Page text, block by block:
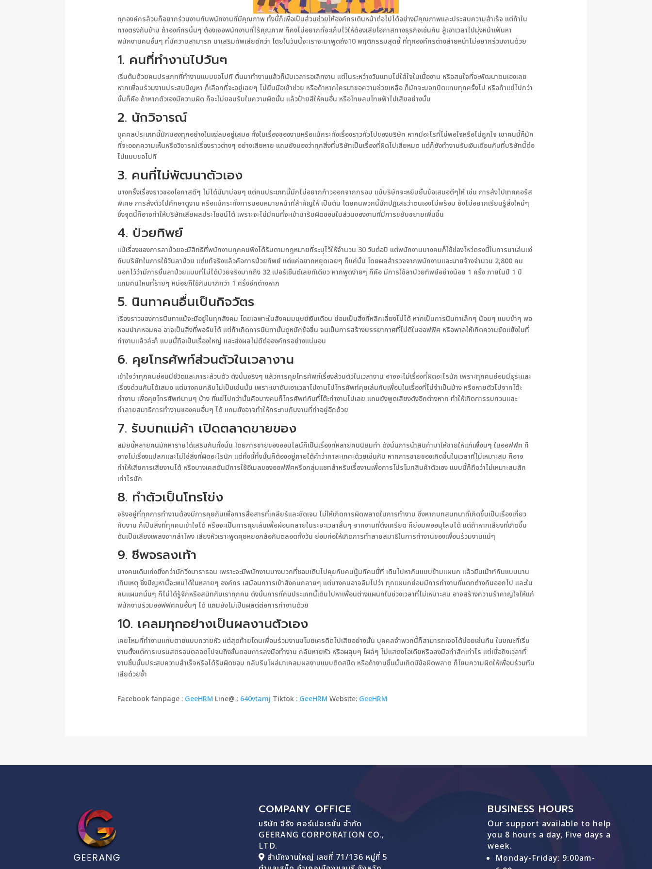
ทุกองค์กรล้วนก็อยากร่วมงานกันพนักงานที่มีคุณภาพ ทั้งนี้ก็เพื่อเป็นส่วนช่วยให้องค์กรเดินหน้าต่อไปได้อย่างมีคุณภาพและประสบความสำเร็จ แต่ถ้าใน
ทางตรงกันข้าม ถ้าองค์กรนั้นๆ ต้องเจอพนักงานที่ไร้คุณภาพ ก็คงไม่อยากที่จะเก็บไว้ให้ต้องเสียโอกาสทางธุรกิจเช่นกัน สู้เอาเวลาไปมุ่งหน้าเฟ้นหา
พนักงานคนอื่นๆ ที่มีความสามารถ มาเสริมทัพเสียดีกว่า โดยในวันนี้จะเราจะมาพูดถึง10 พฤติกรรมสุดยี้ ที่ทุกองค์กรต่างส่ายหน้าไม่อยากร่วมงานด้วย
1. คนที่ทำงานไปวันๆ
เริ่มต้นด้วยคนประเภทที่ทำงานแบบขอไปที ตื่นมาทำงานแล้วก็นับเวลารอเลิกงาน แต่ในระหว่างวันแทบไม่ใส่ใจในเนื้องาน หรือสนใจที่จะพัฒนาตนเองเลย
หากเพื่อนร่วมงานประสบปัญหา ก็เลือกที่จะอยู่เฉยๆ ไม่ยื่นมือเข้าช่วย หรือถ้าหากใครมาขอความช่วยเหลือ ก็มักจะบอกปัดแทบทุกครั้งไป หรือถ้าแย่ไปกว่า
นั้นก็คือ ถ้าหากตัวเองมีความผิด ก็จะไม่ยอมรับในความผิดนั้น แล้วป้ายสีให้คนอื่น หรือโทษลมโทษฟ้าไปเสียอย่างนั้น
2. นักวิจารณ์
บุคคลประเภทนี้มักมองทุกอย่างในแง่ลบอยู่เสมอ ทั้งในเรื่องของงานหรือแม้กระทั่งเรื่องราวทั่วไปของบริษัท หากมีอะไรที่ไม่พอใจหรือไม่ถูกใจ เขาคนนี้ก็มัก
ที่จะออกความเห็นหรือวิจารณ์เรื่องราวต่างๆ อย่างเสียหาย แถมยังมองว่าทุกสิ่งที่บริษัทเป็นเรื่องที่ผิดไปเสียหมด แต่ก็ยังทำงานรับเงินเดือนกับที่บริษัทนี้ต่อ
ไปแบบขอไปที
3. คนที่ไม่พัฒนาตัวเอง
บางครั้งเรื่องราวของโอกาสดีๆ ไม่ได้มีมาบ่อยๆ แต่คนประเภทนี้มักไม่อยากก้าวออกจากกรอบ แม้บริษัทจะหยิบยื่นข้อเสนอดีๆให้ เช่น การส่งไปเทคคอร์ส
พิเศษ การส่งตัวไปศึกษาดูงาน หรือแม้กระทั่งการมอบหมายหน้าที่สำคัญให้ เป็นต้น โดยคนพวกนี้มักปฏิเสธว่าตนเองไม่พร้อม ยังไม่อยากเรียนรู้สิ่งใหม่ๆ
ซึ่งจุดนี้ก็อาจทำให้บริษัทเสียผลประโยชน์ได้ เพราะจะไม่มีคนที่จะเข้ามารับผิดชอบในส่วนของงานที่มีการขยับขยายเพิ่มขึ้น
4. ป่วยทิพย์
แม้เรื่องของการลาป่วยจะมีสิทธิที่พนักงานทุกคนพึงได้รับตามกฎหมายที่ระบุไว้ให้จำนวน 30 วันต่อปี แต่พนักงานบางคนก็ใช้ช่องโหว่ตรงนี้ในการมาเล่นแง่
กับบริษัทในการใช้วันลาป่วย แต่แท้จริงแล้วคือการป่วยทิพย์ แต่แค่อยากหยุดเฉยๆ ก็แค่นั้น โดยผลสำรวจจากพนักงานและนายจ้างจำนวน 2,800 คน
บอกไว้ว่ามีการยื่นลาป่วยแบบที่ไม่ได้ป่วยจริงมากถึง 32 เปอร์เซ็นต์เลยทีเดียว หากพูดง่ายๆ ก็คือ มีการใช้ลาป่วยทิพย์อย่างน้อย 1 ครั้ง ภายในปี 1 ปี
แถมคนไหนที่ร้ายๆ หน่อยก็ใช้กันมากกว่า 1 ครั้งอีกต่างหาก
5. นินทาคนอื่นเป็นกิจวัตร
เรื่องราวของการนินทาแม้จะมีอยู่ในทุกสังคม โดยเฉพาะในสังคมมนุษย์เงินเดือน ย่อมเป็นสิ่งที่หลีกเลี่ยงไม่ได้ หากเป็นการนินทาเล็กๆ น้อยๆ แบบขำๆ พอ
หอมปากหอมคอ อาจเป็นสิ่งที่พอรับได้ แต่ถ้าเกิดการนินทานั้นดูหนักข้อขึ้น จนเป็นการสร้างบรรยากาศที่ไม่ดีในออฟฟิศ หรือพาลให้เกิดความขัดแย้งในที่
ทำงานแล้วล่ะก็ แบบนี้ถือเป็นเรื่องใหญ่ และส่งผลไม่ดีต่อองค์กรอย่างแน่นอน
6. คุยโทรศัพท์ส่วนตัวในเวลางาน
เข้าใจว่าทุกคนย่อมมีชีวิตและภาระส่วนตัว ดังนั้นจริงๆ แล้วการคุยโทรศัพท์เรื่องส่วนตัวในเวลางาน อาจจะไม่เรื่องที่ผิดอะไรนัก เพราะทุกคนย่อมมีธุระและ
เรื่องด่วนกันได้เสมอ แต่บางคนกลับไม่เป็นเช่นนั้น เพราะเขาดันเอาเวลาไปงานไปโทรศัพท์คุยเล่นกับเพื่อนในเรื่องที่ไม่จำเป็นบ้าง หรือหายตัวไปจากโต๊ะ
ทำงาน เพื่อคุยโทรศัพท์นานๆ บ้าง ที่แย่ไปกว่านั้นคือบางคนก็โทรศัพท์กันที่โต๊ะทำงานไปเลย แถมยังพูดเสียงดังอีกต่างหาก ทำให้เกิดการรบกวนและ
ทำลายสมาธิการทำงานของคนอื่นๆ ได้ แถมยังอาจทำให้กระทบกับงานที่ทำอยู่อีกด้วย
7. รับบทแม่ค้า เปิดตลาดขายของ
สมัยนี้หลายคนมักหารายได้เสริมกันทั้งนั้น โดยการขายของออนไลน์ก็เป็นเรื่องที่หลายคนนิยมทำ ดังนั้นการนำสินค้ามาให้ขายให้แก่เพื่อนๆ ในออฟฟิศ ก็
อาจไม่เรื่องแปลกและไม่ใช่สิ่งที่ผิดอะไรนัก แต่ทั้งนี้ทั้งนั้นก็ต้องอยู่ภายใต้คำว่ากาละเทศะด้วยเช่นกัน หากการขายของเกิดขึ้นในเวลาที่ไม่เหมาะสม ก็อาจ
ทำให้เสียการเสียงานได้ หรือบางเคสดันมีการใช้อีเมลของออฟฟิศหรือกลุ่มแชทสำหรับเรื่องานเพื่อการโปรโมทสินค้าตัวเอง แบบนี้ก็ถือว่าไม่เหมาะสมสัก
เท่าไรนัก
8. ทำตัวเป็นโทรโข่ง
จริงอยู่ที่ทุกการทำงานต้องมีการคุยกันเพื่อการสื่อสารที่เคลียร์และชัดเจน ไม่ให้เกิดการผิดพลาดในการทำงาน ซึ่งหากบทสนทนาที่เกิดขึ้นเป็นเรื่องเกี่ยว
กับงาน ก็เป็นสิ่งที่ทุกคนเข้าใจได้ หรือจะเป็นการคุยเล่นเพื่อผ่อนคลายในระยะเวลาสั้นๆ จากงานที่ตึงเครียด ก็ย่อมพออนุโลมได้ แต่ถ้าหากเสียงที่เกิดขึ้น
ดันเป็นเสียงเพลงจากลำโพง เสียงหัวเราะพูดคุยหยอกล้อกันตลอดทั้งวัน ย่อมก่อให้เกิดการทำลายสมาธิในการทำงานของเพื่อนร่วมงานแน่ๆ
9. ชีพจรลงเท้า
บางคนเดินเก่งยิ่งกว่านักวิ่งมาราธอน เพราะจะมีพนักงานบางบวกที่ชอบเดินไปคุยกับคนนู้นทีคนนี้ที เดินไปหากันแบบข้ามแผนก แล้วยืนเม้าท์กันแบบนาน
เกินเหตุ ซึ่งปัญหานี้จะพบได้ในหลายๆ องค์กร เสมือนกาารเข้าสังคมกลายๆ แต่บางคนอาจลืมไปว่า ทุกแผนกย่อมมีการทำงานที่แตกต่างกันออกไป และใน
คนแผนกนั้นๆ ก็ไม่ได้รู้จักหรือสนิทกับเราทุกคน ดังนั้นการที่คนประเภทนี้เดินไปหาเพื่อนต่างแผนกในช่วงเวลาที่ไม่เหมาะสม อาจสร้างความรำคาญใจให้แก่
พนักงานร่วมออฟฟิศคนอื่นๆ ได้ แถมยังไม่เป็นผลดีต่อการทำงานด้วย
10. เคลมทุกอย่างเป็นผลงานตัวเอง
เคยไหมที่ทำงานแทบตายแบบถวายหัว แต่สุดท้ายโดนเพื่อนร่วมงานขโมยเครดิตไปเสียอย่างนั้น บุคคลจำพวกนี้ก็สามารถเจอได้บ่อยเช่นกัน ในขณะที่เริ่ม
งานตั้งแต่การเบรนสตรอมตลอดไปจนถึงขั้นตอนการลงมือทำงาน กลับหายหัว หรือผลุบๆ โผล่ๆ ไม่แสดงไอเดียหรือลงมือทำสักเท่าไร แต่เมื่อถึงเวลาที่
งานชิ้นนั้นประสบความสำเร็จหรือได้รับผิดชอบ กลับรีบโผล่มาเคลมผลงานแบบติดสปีด หรือถ้างานชิ้นนั้นเกิดมีข้อผิดพลาด ก็โยนความผิดให้เพื่อนร่วมทีม
เสียด้วยซ้ำ
Facebook fanpage : GeeHRM Line@ : 640vtamj Tiktok : GeeHRM Website: GeeHRM
COMPANY OFFICE
บริษัท จีรัง คอร์เปอเรชั่น จำกัด
GEERANG CORPORATION CO.,
LTD.
สำนักงานใหญ่ เลขที่ 71/136 หมู่ที่ 5
BUSINESS HOURS
Our support available to help
you 8 hours a day, Five days a
week.
Monday-Friday: 9:00am-